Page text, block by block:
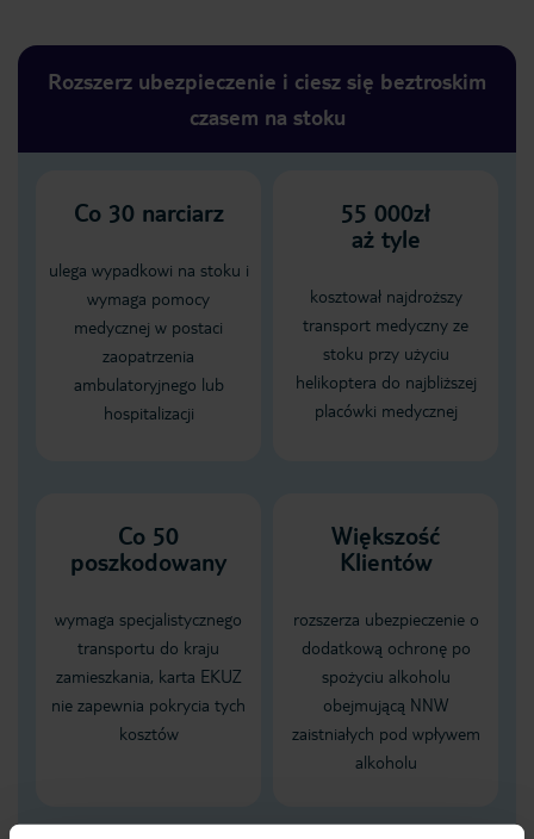
Rozszerz ubezpieczenie i ciesz się beztroskim
czasem na stoku
Co 30 narciarz
ulega wypadkowi na stoku i
wymaga pomocy
medycznej w postaci
zaopatrzenia
ambulatoryjnego lub
hospitalizacji
55 000zł
aż tyle
kosztował najdroższy
transport medyczny ze
stoku przy użyciu
helikoptera do najbliższej
placówki medycznej
Co 50
poszkodowany
wymaga specjalistycznego
transportu do kraju
zamieszkania, karta EKUZ
nie zapewnia pokrycia tych
kosztów
Większość
Klientów
rozszerza ubezpieczenie o
dodatkową ochronę po
spożyciu alkoholu
obejmującą NNW
zaistniałych pod wpływem
alkoholu